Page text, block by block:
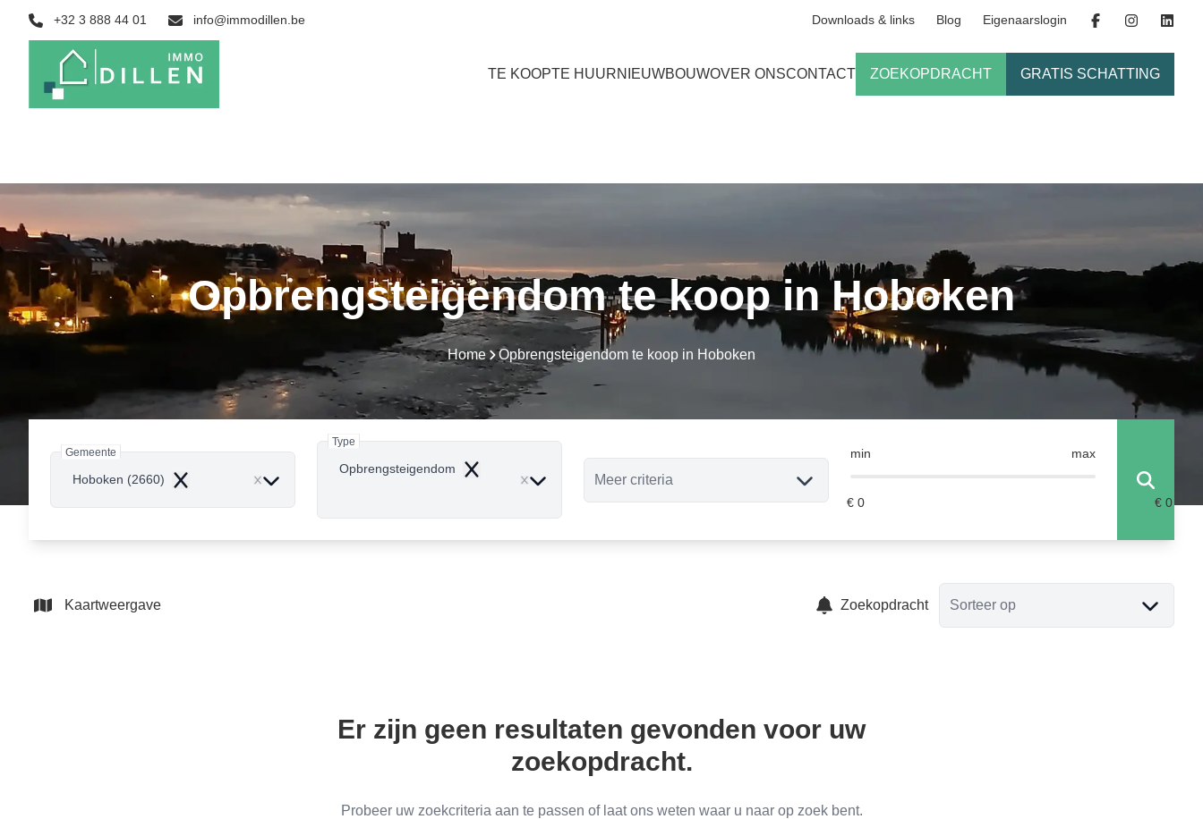
+32 3 888 44 01 info@immodillen.be Downloads & links Blog Eigenaarslogin
TE KOOPTE HUURNIEUWBOUWOVER ONSCONTACT ZOEKOPDRACHT GRATIS SCHATTING
Opbrengsteigendom te koop in Hoboken
Home Opbrengsteigendom te koop in Hoboken
Gemeente
Hoboken (2660)
Remove
Type
Opbrengsteigendom
Remove Meer criteria
min max
Kaartweergave Zoekopdracht Sorteer op
Er zijn geen resultaten gevonden voor uw
zoekopdracht.
Probeer uw zoekcriteria aan te passen of laat ons weten waar u naar op zoek bent.